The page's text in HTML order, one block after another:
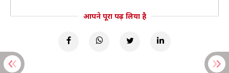
आपने पूरा पढ़ लिया है